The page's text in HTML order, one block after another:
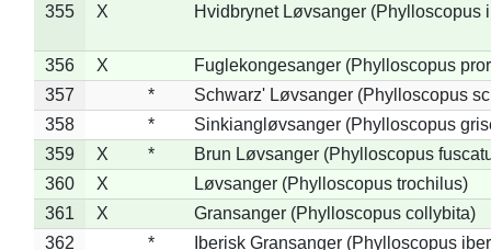
355
X Hvidbrynet Løvsanger (Phylloscopus
356 X
Fuglekongesanger (Phylloscopus
357
*
Schwarz' Løvsanger (Phylloscopus
358
*
Sinkiangløvsanger (Phylloscopus
359
X *
Brun Løvsanger (Phylloscopus
360
X
Løvsanger (Phylloscopus trochilus)
361
X
Gransanger (Phylloscopus collybita)
362
*
Iberisk Gransanger (Phylloscopus